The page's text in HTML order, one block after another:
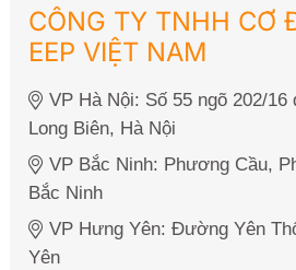
CÔNG TY TNHH CƠ
EEP VIỆT NAM
VP Hà Nội: Số 55 ngõ 202/16
Long Biên, Hà Nội
VP Bắc Ninh: Phương Cầu,
Bắc Ninh
VP Hưng Yên: Đường Yên
Yên